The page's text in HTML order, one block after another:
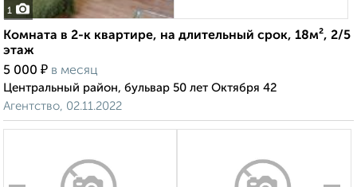
1
Комната в 2-к квартире, на длительный срок, 18м², 2/5
этаж
5 000 ₽ в месяц
Центральный район, бульвар 50 лет Октября 42
Агентство, 02.11.2022